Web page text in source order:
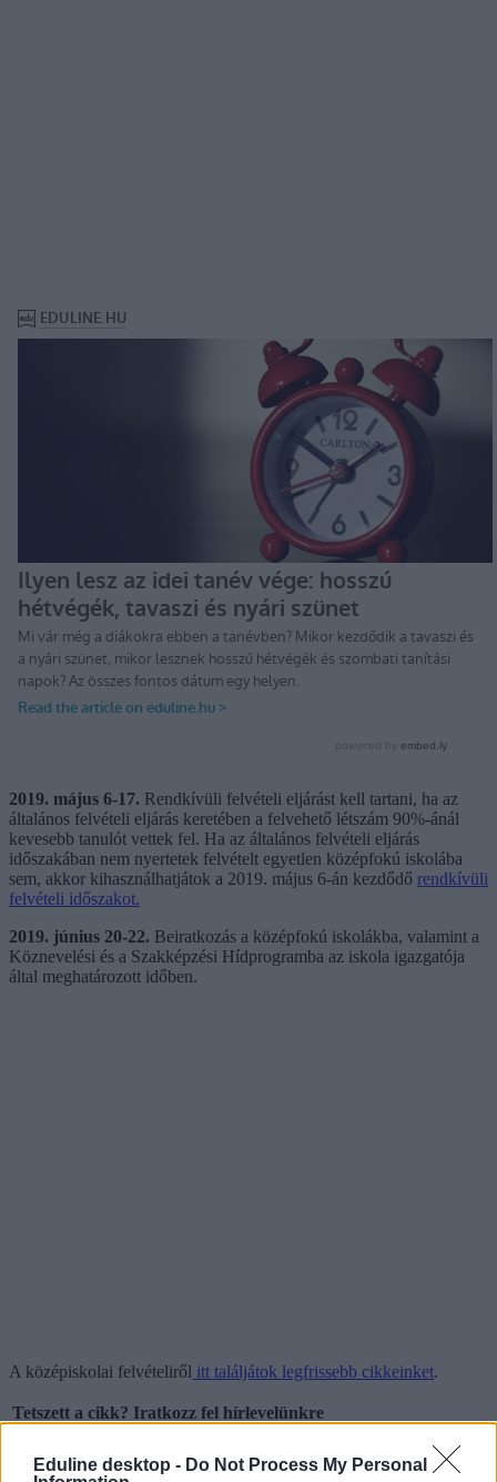
Eduline desktop - Do Not Process My Personal
2019. május 6-17. Rendkívüli felvételi eljárást kell tartani, ha az
általános felvételi eljárás keretében a felvehető létszám 90%-ánál
kevesebb tanulót vettek fel. Ha az általános felvételi eljárás
időszakában nem nyertetek felvételt egyetlen középfokú iskolába
sem, akkor kihasználhatjátok a 2019. május 6-án kezdődő rendkívüli
felvételi időszakot.
2019. június 20-22. Beiratkozás a középfokú iskolákba, valamint a
Köznevelési és a Szakképzési Hídprogramba az iskola igazgatója
által meghatározott időben.
A középiskolai felvételiről itt találjátok legfrissebb cikkeinket.
Tetszett a cikk? Iratkozz fel hírlevelünkre
Ha szeretnéd megkapni legfrissebb cikkeinket az érettségiről, az
egyetemi-főiskolai és a középiskolai felvételiről, ha érdekelnek a